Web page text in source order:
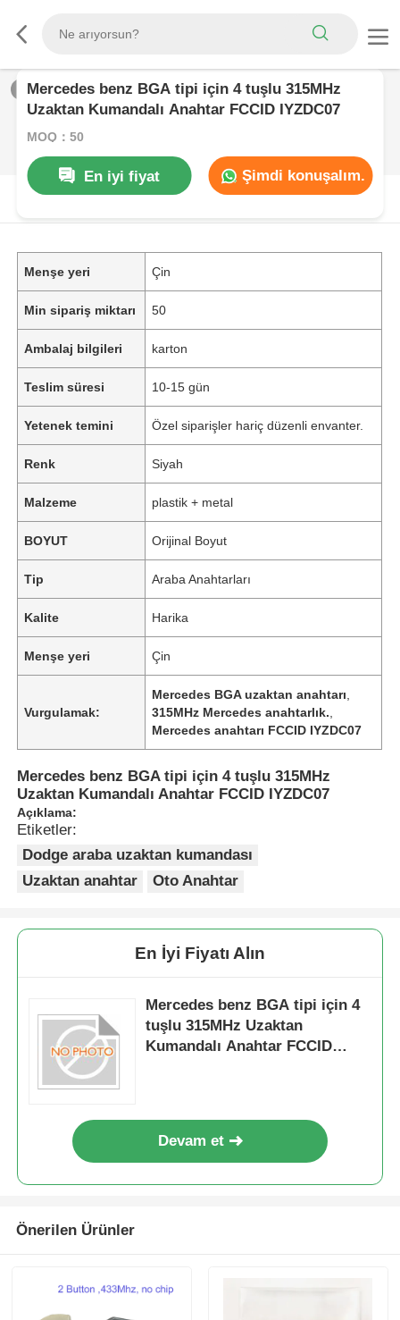
/0
Mercedes benz BGA tipi için 4 tuşlu 315MHz
Uzaktan Kumandalı Anahtar FCCID IYZDC07
MOQ：50
En iyi fiyat
Şimdi konuşalım.
ÜRüN AçıKLAMASı
Menşe yeri Çin
Min sipariş miktarı 50
Ambalaj bilgileri karton
Teslim süresi 10-15 gün
Yetenek temini Özel siparişler hariç düzenli envanter.
Renk Siyah
Malzeme plastik + metal
BOYUT Orijinal Boyut
Tip Araba Anahtarları
Kalite Harika
Menşe yeri Çin
Vurgulamak:
Mercedes BGA uzaktan anahtarı
315MHz Mercedes anahtarlık.
Mercedes anahtarı FCCID IYZDC07
Mercedes benz BGA tipi için 4 tuşlu 315MHz
Uzaktan Kumandalı Anahtar FCCID IYZDC07
Açıklama:
Etiketler:
Dodge araba uzaktan kumandası
Uzaktan anahtar
Oto Anahtar
En İyi Fiyatı Alın
Mercedes benz BGA tipi için 4
tuşlu 315MHz Uzaktan
Kumandalı Anahtar FCCID
Devam et
Önerilen Ürünler